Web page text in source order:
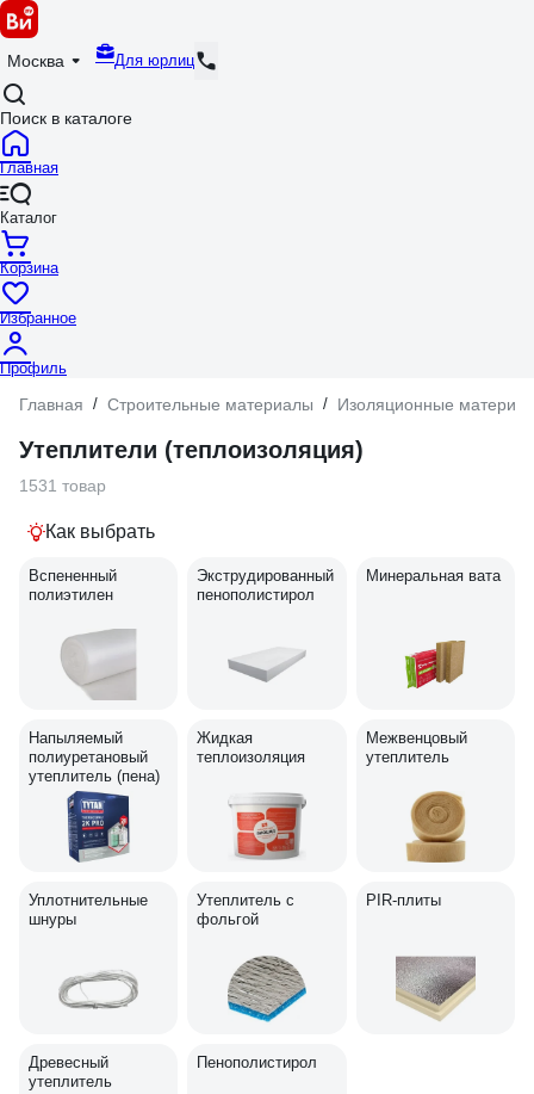
Москва Для юрлиц
Поиск в каталоге
Главная
Каталог
Корзина
Избранное
Профиль
Главная / Строительные материалы / Изоляционные
Утеплители (теплоизоляция)
1531 товар
Как выбрать
Вспененный
полиэтилен
Экструдированный
пенополистирол
Минеральная вата
Напыляемый
полиуретановый
утеплитель (пена)
Жидкая
теплоизоляция
Межвенцовый
утеплитель
Уплотнительные
шнуры
Утеплитель с
фольгой
PIR-плиты
Древесный
утеплитель
Пенополистирол